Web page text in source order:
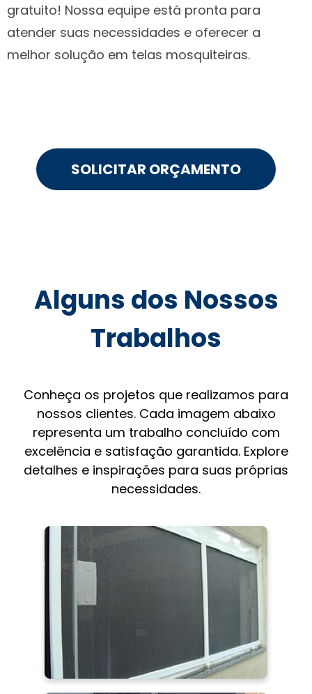
gratuito! Nossa equipe está pronta para
atender suas necessidades e oferecer a
melhor solução em telas mosquiteiras.
SOLICITAR ORÇAMENTO
Alguns dos Nossos
Trabalhos
Conheça os projetos que realizamos para
nossos clientes. Cada imagem abaixo
representa um trabalho concluído com
excelência e satisfação garantida. Explore
detalhes e inspirações para suas próprias
necessidades.